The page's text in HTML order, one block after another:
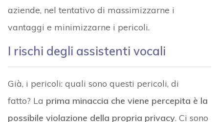
aziende, nel tentativo di massimizzarne i
vantaggi e minimizzarne i pericoli.
I rischi degli assistenti vocali
Già, i pericoli: quali sono questi pericoli, di
fatto? La prima minaccia che viene percepita è la
possibile violazione della propria privacy. Ci sono